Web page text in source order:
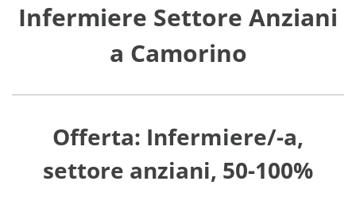
Infermiere Settore Anziani
a Camorino
Offerta: Infermiere/-a,
settore anziani, 50-100%